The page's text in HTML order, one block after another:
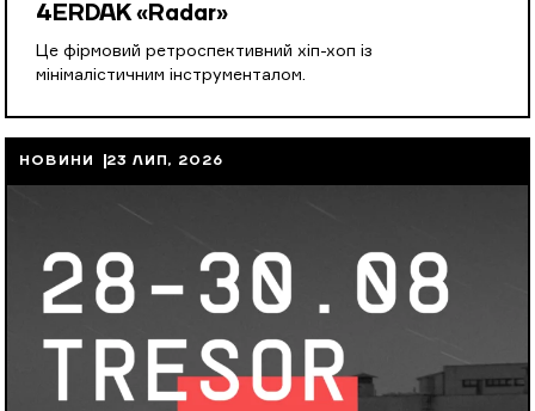
4ERDAK «Radar»
Це фірмовий ретроспективний хіп-хоп із
мінімалістичним інструменталом.
НОВИНИ 23 ЛИП, 2026